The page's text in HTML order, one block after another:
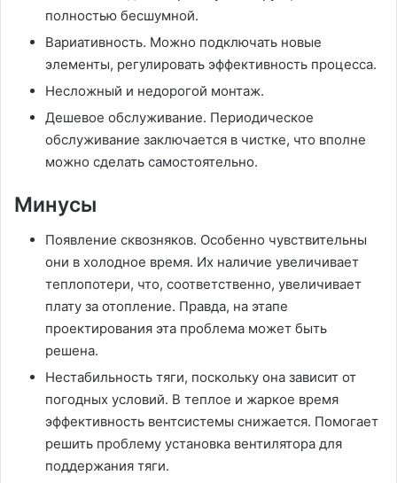
полностью бесшумной.
Вариативность. Можно подключать новые
элементы, регулировать эффективность процесса.
Несложный и недорогой монтаж.
Дешевое обслуживание. Периодическое
обслуживание заключается в чистке, что вполне
можно сделать самостоятельно.
Минусы
Появление сквозняков. Особенно чувствительны
они в холодное время. Их наличие увеличивает
теплопотери, что, соответственно, увеличивает
плату за отопление. Правда, на этапе
проектирования эта проблема может быть
решена.
Нестабильность тяги, поскольку она зависит от
погодных условий. В теплое и жаркое время
эффективность вентсистемы снижается. Помогает
решить проблему установка вентилятора для
поддержания тяги.